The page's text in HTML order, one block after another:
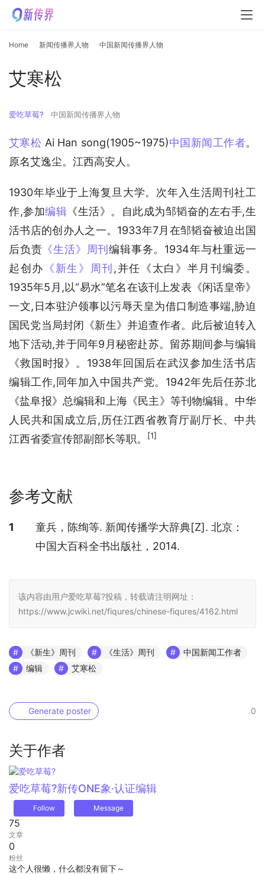
Home 新闻传播界人物 中国新闻传播界人物
艾寒松
爱吃草莓? 中国新闻传播界人物
艾寒松 Ai Han song(1905~1975)中国新闻工作者。
原名艾逸尘。江西高安人。
1930年毕业于上海复旦大学。次年入生活周刊社工
作,参加编辑 《生活》。自此成为邹韬奋的左右手,生
活书店的创办人之一。1933年7月在邹韬奋被迫出国
后负责 《生活》周刊编辑事务。1934年与杜重远一
起创办 《新生》周刊 ,并任《太白》半月刊编委。
1935年5月,以“易水”笔名在该刊上发表《闲话皇帝》
一文,日本驻沪领事以污辱天皇为借口制造事端,胁迫
国民党当局封闭《新生》并追查作者。此后被迫转入
地下活动,并于同年9月秘密赴苏。留苏期间参与编辑
《救国时报》。1938年回国后在武汉参加生活书店
编辑工作,同年加入中国共产党。1942年先后任苏北
《盐阜报》总编辑和上海《民主》等刊物编辑。中华
人民共和国成立后,历任江西省教育厅副厅长、中共
江西省委宣传部副部长等职。
[1]
参考文献
参考文献
1
童兵，陈绚等. 新闻传播学大辞典[Z]. 北京：
中国大百科全书出版社，2014.
该内容由用户爱吃草莓?投稿，转载请注明网址：
https://www.jcwiki.net/fiqures/chinese-fiqures/4162.html
《新生》周刊 《生活》周刊
中国新闻工作者
编辑
艾寒松
0
Generate poster
关于作者
爱吃草莓?新传ONE象·认证编辑
Follow Message
75
文章
0
粉丝
这个人很懒，什么都没有留下～